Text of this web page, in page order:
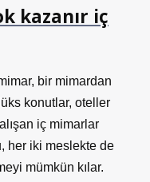
kazanır iç
bir mimardan
konutlar, oteller
iç mimarlar
her iki meslekte de
mümkün kılar.